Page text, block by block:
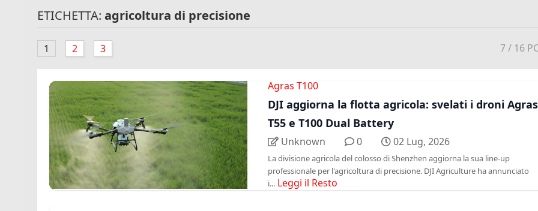
ETICHETTA: agricoltura di precisione
1 2 3 7/ 16
Agras T100
DJI aggiorna la flotta agricola: svelati i droni Agras
T55 e T100 Dual Battery
Unknown 0 02 Lug, 2026
La divisione agricola del colosso di Shenzhen aggiorna la sua line-up
professionale per l'agricoltura di precisione. DJI Agriculture ha annunciato
i... Leggi il Resto